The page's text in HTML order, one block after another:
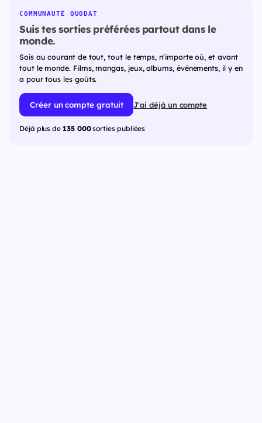
COMMUNAUTÉ QUODAT
Suis tes sorties préférées partout dans le
monde.
Sois au courant de tout, tout le temps, n'importe où, et avant
tout le monde. Films, mangas, jeux, albums, événements, il y en
a pour tous les goûts.
Créer un compte gratuit J'ai déjà un compte
Déjà plus de 135 000sorties publiées